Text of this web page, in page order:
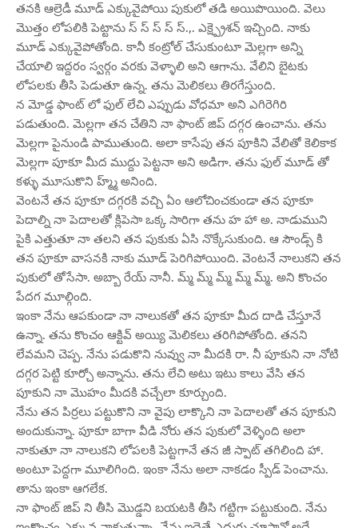
తనకి ఆల్రెడీ మూడ్ ఎక్కువైపోయి పుకులో తడి అయిపొయింది. వెలు
మొత్తం లోపలికి పెట్టాను స్ స్ స్ స్ స్.,. ఎక్ష్ప్రెశన్ ఇచ్చింది. నాకు
మూడ్ ఎక్కువైపోతోంది. కానీ కంట్రోల్ చేసుకుంటూ మెల్లగా అన్ని
చేయాలి ఇద్దరం స్వర్గం వరకు వెళ్ళాలి అని ఆగాను. వేలిని బైటకు
లోపలకు తీసి పెడుతూ ఉన్న. తను మెలికలు తిరగేస్తుంది.
న మోడ్డ ఫాంట్ లో ఫుల్ లేచి ఎప్పుడు వోధమా అని ఎగిరెగిరి
పడుతుంది. మెల్లగా తన చేతిని నా ఫాంట్ జిప్ దగ్గర ఉంచాను. తను
మెల్లగా పైనుండి పాముతుంది. అలా కాసేపు తన పూకిని వేలితో కెలికాక
మెల్లగా పూకూ మీద ముద్దు పెట్టనా అని అడిగా. తను ఫుల్ మూడ్ తో
కళ్ళు మూసుకొని హ్మ్మ్ అనింది.
వెంటనే తన పూకూ దగ్గరకి వచ్చి ఏం ఆలోచించకుండా తన పూకూ
పెదాల్ని నా పెదాలతో క్లిపెసా ఒక్క సారిగా తను హ హా అ. నాడుముని
పైకి ఎత్తుతూ నా తలని తన పుకుకు ఏసి నొక్కేసుకుంది. ఆ సౌండ్స్ కి
తన పూకూ వాసనకి నాకు మూడ్ పెరిగిపోయింది. వెంటనే నాలుకని తన
పుకులో తోసేసా. అబ్బా రేయ్ నానీ. మ్మ్ మ్మ్ మ్మ్ మ్మ్ మ్మ్. అని కొంచం
పేదగ మూల్గింది.
ఇంకా నేను ఆపకుండా నా నాలుకతో తన పూకూ మీద దాడి చేస్తూనే
ఉన్నా. తను కొంచం ఆక్టివ్ అయ్యి మెలికలు తరిగిపోతోంది. తనని
లేవమని చెప్ప. నేను పడుకొని నువ్వు నా మీదకి రా. నీ పూకుని నా నోటి
దగ్గర పెట్టి కూర్చో అన్నాను. తను లేచి అటు ఇటు కాలు వేసి తన
పూకుని నా మొహం మీదకి వచ్చేలా కూర్చుంది.
నేను తన పిర్రలు పట్టుకొని నా వైపు లాక్కొని నా పెదాలతో తన పూకుని
అందుకున్నా. పూకూ బాగా వీడి నోరు తన పుకులో వెళ్ళింది అలా
నాకుతూ నా నాలుకని లోపలకి పెట్టగానే తన జీ స్పాట్ తగిలింది హా.
అంటూ పెద్దగా మూలిగింది. ఇంకా నేను అలా నాకడం స్పీడ్ పెంచాను.
తాను ఇంకా ఆగలేక.
నా ఫాంట్ జిప్ ని తీసి మొడ్డని బయటకి తీసి గట్టిగా పట్టుకుంది. నేను